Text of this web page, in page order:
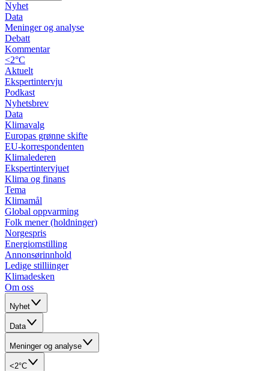
Nyhet
Data
Meninger og analyse
Debatt
Kommentar
<2°C
Aktuelt
Ekspertintervju
Podkast
Nyhetsbrev
Data
Klimavalg
Europas grønne skifte
EU-korrespondenten
Klimalederen
Ekspertintervjuet
Klima og finans
Tema
Klimamål
Global oppvarming
Folk mener (holdninger)
Norgespris
Energiomstilling
Annonsørinnhold
Ledige stilliinger
Klimadesken
Om oss
Nyhet
Data
Meninger og analyse
<2°C